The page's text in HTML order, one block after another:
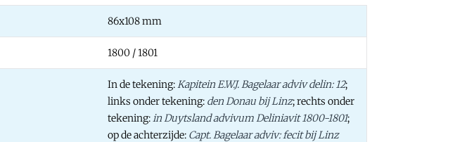
86x108 mm
1800 / 1801
In de tekening:Kapitein E.W.J. Bagelaar adviv delin: 12;
links onder tekening: den Donau bij Linz; rechts onder
tekening:in Duytsland advivum Deliniavit 1800-1801;
op de achterzijde: Capt. Bagelaar adviv: fecit bij Linz